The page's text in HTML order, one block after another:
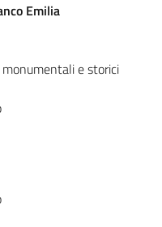
Emilia
e storici